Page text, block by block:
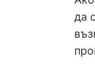
да